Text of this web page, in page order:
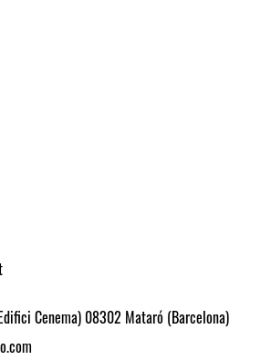
Cenema) 08302 Mataró (Barcelona)